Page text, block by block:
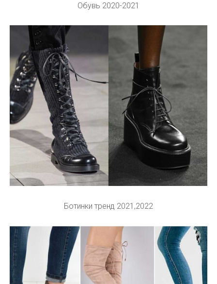
Обувь 2020-2021
Ботинки тренд 2021,2022